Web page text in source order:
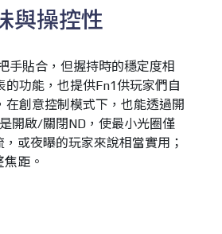
與操控性
手貼合，但握持時的穩定度相
功能，也提供Fn1供玩家們自
創意控制模式下，也能透過開
開啟/關閉ND，使最小光圈僅
或夜曝的玩家來說相當實用；
距。